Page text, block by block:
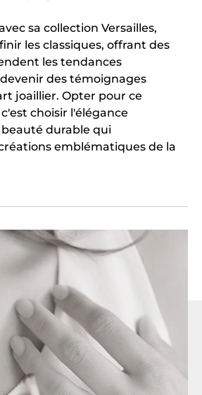
sa collection Versailles,
les classiques, offrant des
les tendances
des témoignages
joaillier. Opter pour ce
choisir l'élégance
durable qui
emblématiques de la